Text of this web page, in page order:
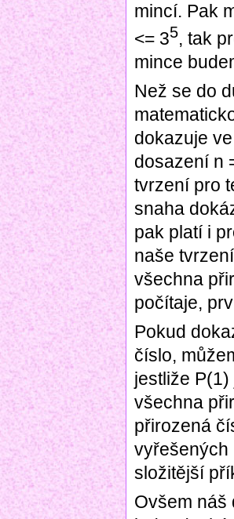
mincí. Pak
<= 35, tak
mince
Než se do
dokazuje
dosazení n
tvrzení pro
snaha
pak platí i
naše
všechna
počítaje,
Pokud
číslo,
jestliže
všechna
přirozená
vyřešených
složitější
Ovšem náš